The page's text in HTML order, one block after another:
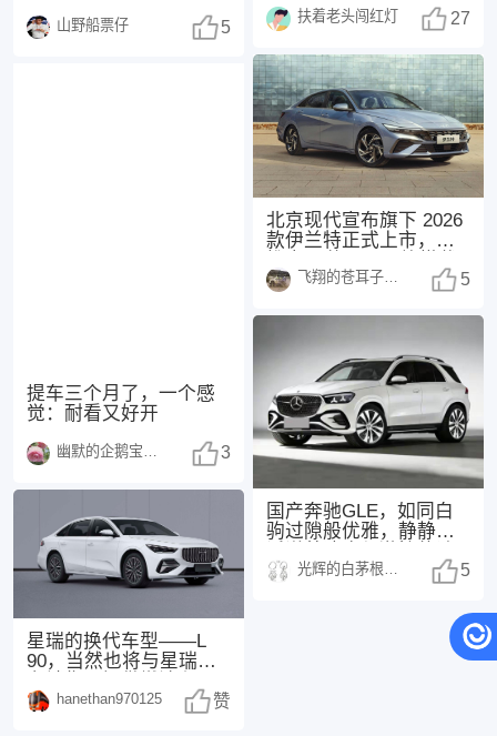
置。 参考现款
山野船票仔 5
提车三个月了，一个感
觉：耐看又好开
3
星瑞的换代车型——L
90，当然也将与星瑞同
HEV 两个
hanethan970125 赞
扶着老头闯红灯 27
北京现代宣布旗下 2026
款伊兰特正式上市，共
1.5
飞翔的苍耳子1438 5
国产奔驰GLE，如同白
驹过隙般优雅，静静地
篇。🚗💨 车机
5